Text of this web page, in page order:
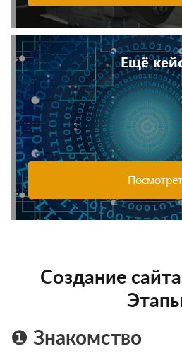
Ещё
Создание
❶ Знакомство